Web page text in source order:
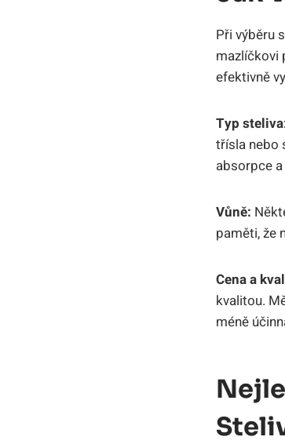
Při výběru
mazlíčkovi
efektivně
Typ
třísla nebo
absorpce
Vůně:
paměti, že
Cena a
kvalitou.
méně